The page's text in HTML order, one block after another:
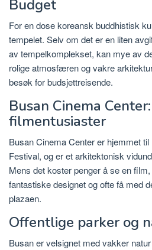
Budget
For en dose koreansk buddhistisk
tempelet. Selv om det er en liten
av tempelkomplekset, kan mye av
rolige atmosfæren og vakre
besøk for budsjettreisende.
Busan Cinema
filmentusiaster
Busan Cinema Center er hjemmet
Festival, og er et arkitektonisk
Mens det koster penger å se en
fantastiske designet og ofte få med
plazaen.
Offentlige parker og
Busan er velsignet med vakker